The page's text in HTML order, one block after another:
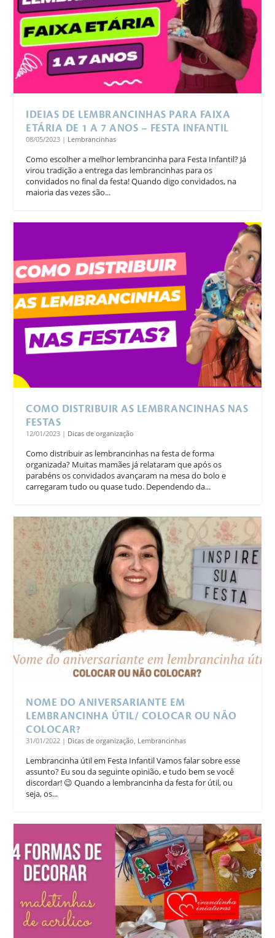
IDEIAS DE LEMBRANCINHAS PARA FAIXA
ETÁRIA DE 1 A 7 ANOS – FESTA INFANTIL
08/05/2023 | Lembrancinhas
Como escolher a melhor lembrancinha para Festa Infantil? Já
virou tradição a entrega das lembrancinhas para os
convidados no final da festa! Quando digo convidados, na
maioria das vezes são...
COMO DISTRIBUIR AS LEMBRANCINHAS NAS
FESTAS
12/01/2023 | Dicas de organização
Como distribuir as lembrancinhas na festa de forma
organizada? Muitas mamães já relataram que após os
parabéns os convidados avançaram na mesa do bolo e
carregaram tudo ou quase tudo. Dependendo da...
NOME DO ANIVERSARIANTE EM
LEMBRANCINHA ÚTIL/ COLOCAR OU NÃO
COLOCAR?
31/01/2022 | Dicas de organização, Lembrancinhas
Lembrancinha útil em Festa Infantil Vamos falar sobre esse
assunto? Eu sou da seguinte opinião, e tudo bem se você
discordar! 😉 Quando a lembrancinha da festa for útil, ou
seja, os...